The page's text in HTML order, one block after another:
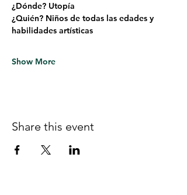
¿Dónde? Utopía
¿Quién? Niños de todas las edades y
habilidades artísticas
Show More
Share this event